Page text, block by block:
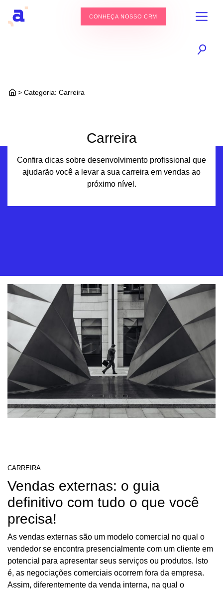
CONHEÇA NOSSO CRM
> Categoria: Carreira
Carreira
Confira dicas sobre desenvolvimento profissional que
ajudarão você a levar a sua carreira em vendas ao
próximo nível.
CARREIRA
Vendas externas: o guia
definitivo com tudo o que você
precisa!
As vendas externas são um modelo comercial no qual o
vendedor se encontra presencialmente com um cliente em
potencial para apresentar seus serviços ou produtos. Isto
é, as negociações comerciais ocorrem fora da empresa.
Assim, diferentemente da venda interna, na qual o